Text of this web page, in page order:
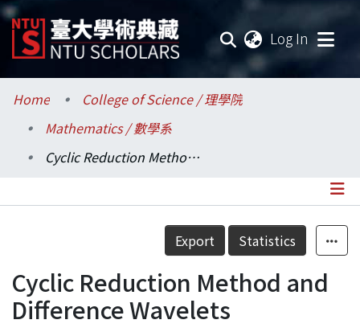
Log In
Communities & Collections
Research Outputs
Statistics
Home
College of Science / 理學院
Mathematics / 數學系
Cyclic Reduction Method and Difference Wavelets
Details
Export Statistics
Cyclic Reduction Method and
Difference Wavelets